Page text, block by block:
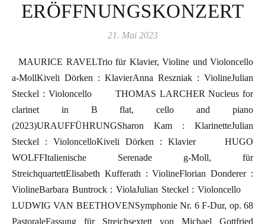
ERÖFFNUNGSKONZERT
21. Mai 2023
MAURICE RAVELTrio für Klavier, Violine und Violoncello
a-MollKiveli Dörken : KlavierAnna Reszniak : ViolineJulian
Steckel : Violoncello THOMAS LARCHER Nucleus for
clarinet in B flat, cello and piano
(2023)URAUFFÜHRUNGSharon Kam : KlarinetteJulian
Steckel : VioloncelloKiveli Dörken : Klavier HUGO
WOLFFItalienische Serenade g-Moll, für
StreichquartettElisabeth Kufferath : ViolineFlorian Donderer :
ViolineBarbara Buntrock : ViolaJulian Steckel : Violoncello
LUDWIG VAN BEETHOVENSymphonie Nr. 6 F-Dur, op. 68
PastoraleFassung für Streichsextett von Michael Gottfried